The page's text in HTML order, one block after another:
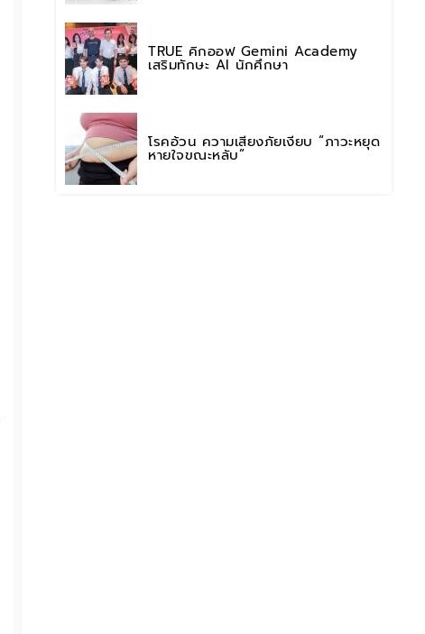
TRUE คิกออฟ Gemini Academy
เสริมทักษะ AI นักศึกษา
โรคอ้วน ความเสี่ยงภัยเงียบ “ภาวะหยุด
หายใจขณะหลับ”